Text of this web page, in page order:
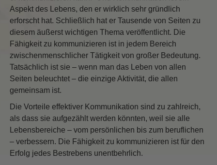
Aspekt des Lebens, den er wirklich sehr gründlich
erforscht hat. Schließlich hat er Tausende von Seiten zu
diesem äußerst wichtigen Thema veröffentlicht. Die
Fähigkeit zu kommunizieren ist in jedem Bereich
zwischenmenschlicher Tätigkeit von großer Bedeutung.
Tatsächlich ist sie – wenn man das Leben von allen
Seiten beleuchtet – die einzige Aktivität, die allen
gemeinsam ist.
Die Vorteile effektiver Kommunikation sind zu zahlreich,
als dass sie aufgezählt werden könnten, weil sie alle
Lebensbereiche – vom persönlichen bis zum beruflichen
– verbessern. Die Fähigkeit zu kommunizieren ist für den
Erfolg jedes Bestrebens unentbehrlich.